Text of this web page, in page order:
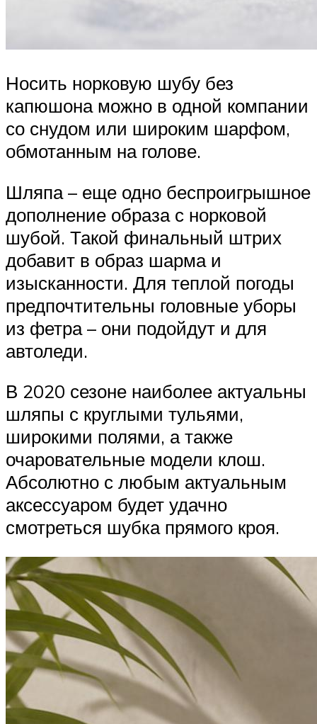
Носить норковую шубу без
капюшона можно в одной компании
со снудом или широким шарфом,
обмотанным на голове.
Шляпа – еще одно беспроигрышное
дополнение образа с норковой
шубой. Такой финальный штрих
добавит в образ шарма и
изысканности. Для теплой погоды
предпочтительны головные уборы
из фетра – они подойдут и для
автоледи.
В 2020 сезоне наиболее актуальны
шляпы с круглыми тульями,
широкими полями, а также
очаровательные модели клош.
Абсолютно с любым актуальным
аксессуаром будет удачно
смотреться шубка прямого кроя.